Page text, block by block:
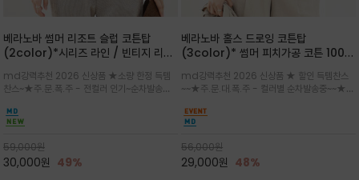
베라노바 썸머 리조트 슬럽 코튼탑
(2color)*시리즈 라인 / 빈티지 리조
는 가벼운 코튼 터치의 반팔 티셔츠입니
다
md강력추천 2026 신상품 ★소량 한정 득템
찬스~★주.문.폭.주 - 전컬러 인기~순차발송중
아(Sepia)나 파스텔 톤의 해변 풍경으로 세련
된 뮤트톤 컬러 팔레트로 빈티지한 무드의 선샤
인 프린트가 더해져 담백하면서도 감각
59,000원
30,000원 49%
베라노바 홀스 드로잉 코튼탑
(3color)* 썸머 피치가공 코튼 100프
의 미를 살려 말의 윤곽선만 스케치하여
감성을 담은 아이템
md강력추천 2026 신상품 ★ 할인 득템찬스
~~★주.문.대.폭.주 - 컬러별 순차발송중~~★프
말(Horse) 드로잉 티셔츠는 여유로운 실루엣과
감각적인 아트워크로 고급스러운 여름 스타일링
을 완성할 수 있습니다
56,000원
29,000원 48%